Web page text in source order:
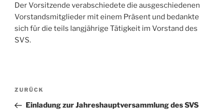
Der Vorsitzende verabschiedete die ausgeschiedenen
Vorstandsmitglieder mit einem Präsent und bedankte
sich für die teils langjährige Tätigkeit im Vorstand des
SVS.
Beitragsnavigation
Vorheriger
Beitrag
ZURÜCK
Einladung zur Jahreshauptversammlung des SVS